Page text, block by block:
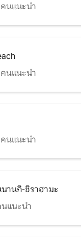
นแนะนำ
นแนะนำ
นแนะนำ
านกิ-ชิราฮามะ
แนะนำ